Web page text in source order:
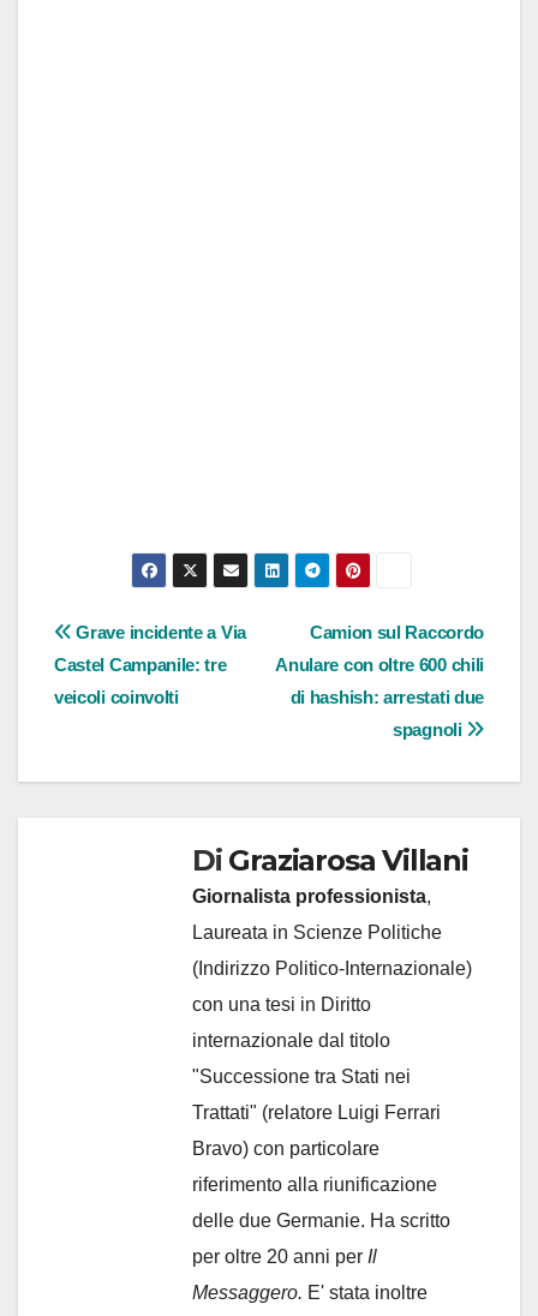
Navigazione
articoli
Camion sul Raccordo
Anulare con oltre 600 chili
di hashish: arrestati due
spagnoli
Grave incidente a Via
Castel Campanile: tre
veicoli coinvolti
Di Graziarosa Villani
Giornalista professionista,
Laureata in Scienze Politiche
(Indirizzo Politico-Internazionale)
con una tesi in Diritto
internazionale dal titolo
"Successione tra Stati nei
Trattati" (relatore Luigi Ferrari
Bravo) con particolare
riferimento alla riunificazione
delle due Germanie. Ha scritto
per oltre 20 anni per Il
Messaggero. E' stata inoltre